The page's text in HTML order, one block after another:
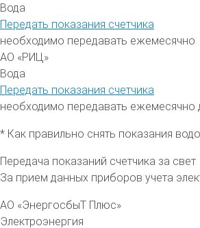
Вода
Передать показания счетчика
необходимо передавать ежемесячно
АО «РИЦ»
Вода
Передать показания счетчика
необходимо передавать ежемесячно
* Как правильно снять показания
Передача показаний счетчика за свет
За прием данных приборов учета
АО «ЭнергосбыТ Плюс»
Электроэнергия